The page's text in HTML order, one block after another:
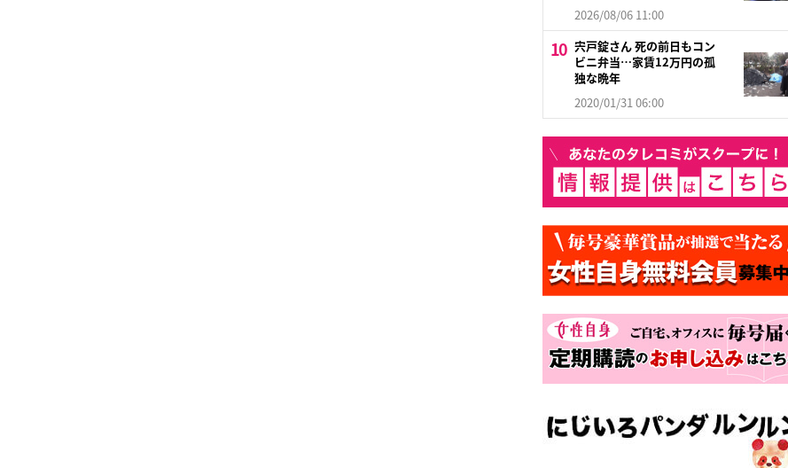
2026/08/06 11:00
宍戸錠さん 死の前日もコン
ビニ弁当…家賃12万円の孤
独な晩年
2020/01/31 06:00